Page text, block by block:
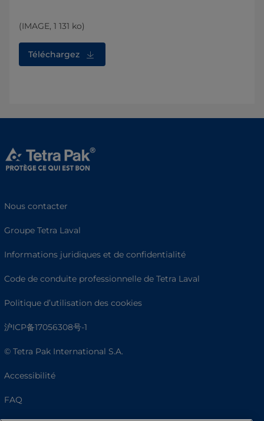
(IMAGE, 1 131 ko)
Téléchargez
Nous contacter
Groupe Tetra Laval
Informations juridiques et de confidentialité
Code de conduite professionnelle de Tetra Laval
Politique d’utilisation des cookies
沪ICP备17056308号-1
© Tetra Pak International S.A.
Accessibilité
FAQ